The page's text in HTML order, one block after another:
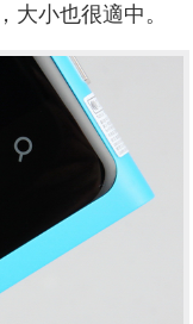
小也很適中。